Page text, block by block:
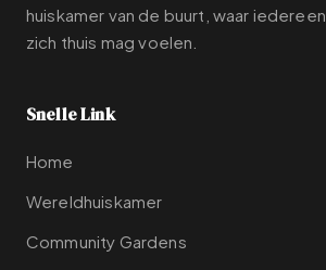
huiskamer van de buurt, waar iedereen
zich thuis mag voelen.
Snelle Link
Home
Wereldhuiskamer
Community Gardens